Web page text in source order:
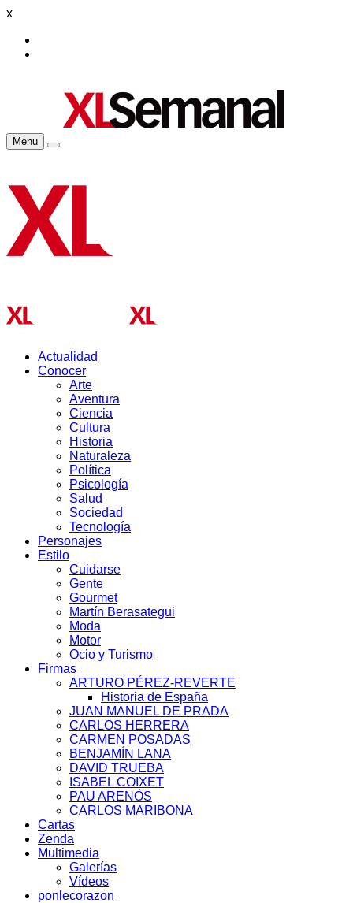
x
Menu
Actualidad
Conocer
Arte
Aventura
Ciencia
Cultura
Historia
Naturaleza
Política
Psicología
Salud
Sociedad
Tecnología
Personajes
Estilo
Cuidarse
Gente
Gourmet
Martín Berasategui
Moda
Motor
Ocio y Turismo
Firmas
ARTURO PÉREZ-REVERTE
Historia de España
JUAN MANUEL DE PRADA
CARLOS HERRERA
CARMEN POSADAS
BENJAMÍN LANA
DAVID TRUEBA
ISABEL COIXET
PAU ARENÓS
CARLOS MARIBONA
Cartas
Zenda
Multimedia
Galerías
Vídeos
ponlecorazon